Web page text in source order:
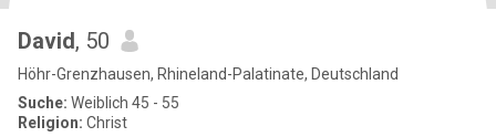
David, 50
Höhr-Grenzhausen, Rhineland-Palatinate, Deutschland
Suche: Weiblich 45 - 55
Religion: Christ